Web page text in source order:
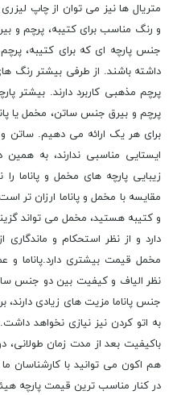
متریال ها نیز می توان از چاپ
و رنگ مناسب برای کتیبه، پرچم و
جنس پارچه ای که برای کتیبه،
داشته باشند. از طرفی بیشتر رنگ
پرچم مذهبی کاربرد دارند. بیشتر
پرچم و بیرق جنس ساتن، مخمل یا
برای هر یک ارائه می دهیم. ساتن
ایستایی مناسبی ندارند، به
زیبایی پارچه های مخمل و پاناما
مقایسه با مخمل و پاناما ارزان تر
و کتیبه هستید، مخمل می تواند
دارد و از نظر استحکام و
مخمل قیمت بیشتری دارد.پاناما و
نظر الیاف و کیفیت بین دو جنس
جنس پاناما مزیت های زیادی دارند،
به اتو کردن نیز نیازی نخواهد داشت.
باکیفیت بعد از مدت زمان طولانی،
هم اکون می توانید با کارشناسان
در کنار مناسب ترین قیمت پارچه